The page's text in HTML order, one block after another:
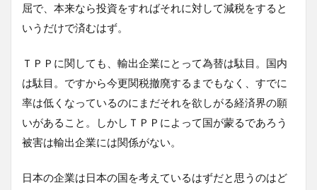
屈で、本来なら投資をすればそれに対して減税をすると
いうだけで済むはず。
ＴＰＰに関しても、輸出企業にとって為替は駄目。国内
は駄目。ですから今更関税撤廃するまでもなく、すでに
率は低くなっているのにまだそれを欲しがる経済界の願
いがあること。しかしＴＰＰによって国が蒙るであろう
被害は輸出企業には関係がない。
日本の企業は日本の国を考えているはずだと思うのはど